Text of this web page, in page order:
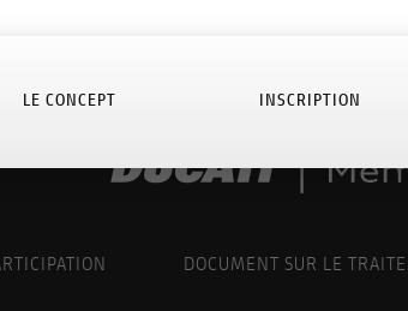
LE CONCEPT INSCRIPTION
DOCUMENT SUR LE